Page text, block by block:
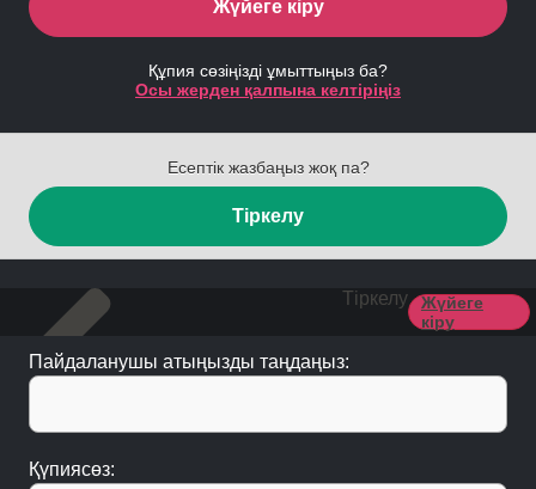
Жүйеге кіру
Құпия сөзіңізді ұмыттыңыз ба?
Осы жерден қалпына келтіріңіз
Есептік жазбаңыз жоқ па?
Тіркелу
Тіркелу
Жүйеге
кіру
Пайдаланушы атыңызды таңдаңыз:
Қүпиясөз: